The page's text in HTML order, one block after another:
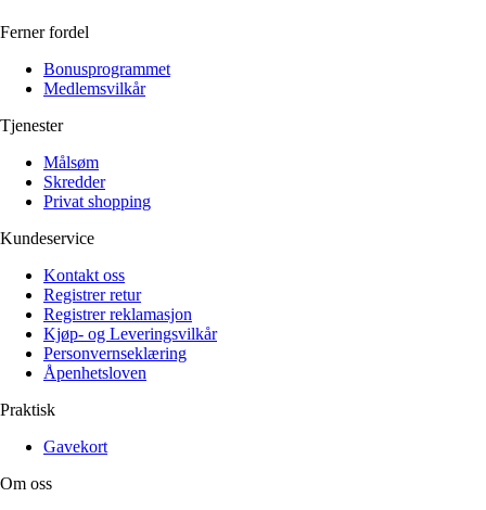
Ferner fordel
Bonusprogrammet
Medlemsvilkår
Tjenester
Målsøm
Skredder
Privat shopping
Kundeservice
Kontakt oss
Registrer retur
Registrer reklamasjon
Kjøp- og Leveringsvilkår
Personvernseklæring
Åpenhetsloven
Praktisk
Gavekort
Om oss